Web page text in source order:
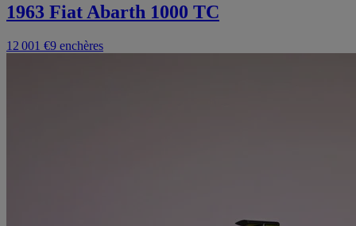
1963 Fiat Abarth 1000 TC
12 001 €9 enchères